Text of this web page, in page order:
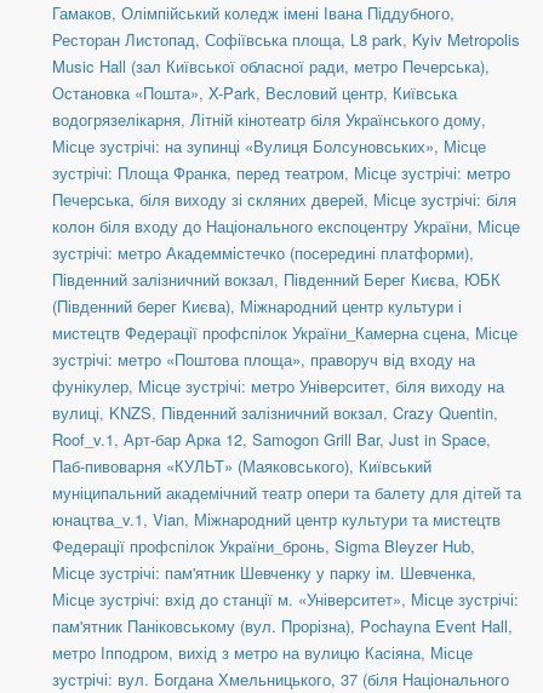
Гамаков, Олімпійський коледж імені Івана Піддубного,
Ресторан Листопад, Софіївська площа, L8 park, Kyiv Metropolis
Music Hall (зал Київської обласної ради, метро Печерська),
Остановка «Пошта», X-Park, Весловий центр, Київська
водогрязелікарня, Літній кінотеатр біля Українського дому,
Місце зустрічі: на зупинці «Вулиця Болсуновських», Місце
зустрічі: Площа Франка, перед театром, Місце зустрічі: метро
Печерська, біля виходу зі скляних дверей, Місце зустрічі: біля
колон біля входу до Національного експоцентру України, Місце
зустрічі: метро Академмістечко (посередині платформи),
Південний залізничний вокзал, Південний Берег Києва, ЮБК
(Південний берег Києва), Міжнародний центр культури і
мистецтв Федерації профспілок України_Камерна сцена, Місце
зустрічі: метро «Поштова площа», праворуч від входу на
фунікулер, Місце зустрічі: метро Університет, біля виходу на
вулиці, KNZS, Південний залізничний вокзал, Crazy Quentin,
Roof_v.1, Арт-бар Арка 12, Samogon Grill Bar, Just in Space,
Паб-пивоварня «КУЛЬТ» (Маяковського), Київський
муніципальний академічний театр опери та балету для дітей та
юнацтва_v.1, Vian, Міжнародний центр культури та мистецтв
Федерації профспілок України_бронь, Sigma Bleyzer Hub,
Місце зустрічі: пам'ятник Шевченку у парку ім. Шевченка,
Місце зустрічі: вхід до станції м. «Університет», Місце зустрічі:
пам'ятник Паніковському (вул. Прорізна), Pochayna Event Hall,
метро Іпподром, вихід з метро на вулицю Касіяна, Місце
зустрічі: вул. Богдана Хмельницького, 37 (біля Національного